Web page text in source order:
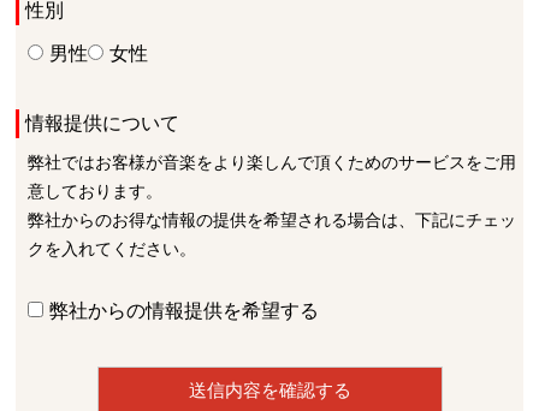
性別
男性
女性
情報提供について
弊社ではお客様が音楽をより楽しんで頂くためのサービスをご用
意しております。
弊社からのお得な情報の提供を希望される場合は、下記にチェッ
クを入れてください。
弊社からの情報提供を希望する